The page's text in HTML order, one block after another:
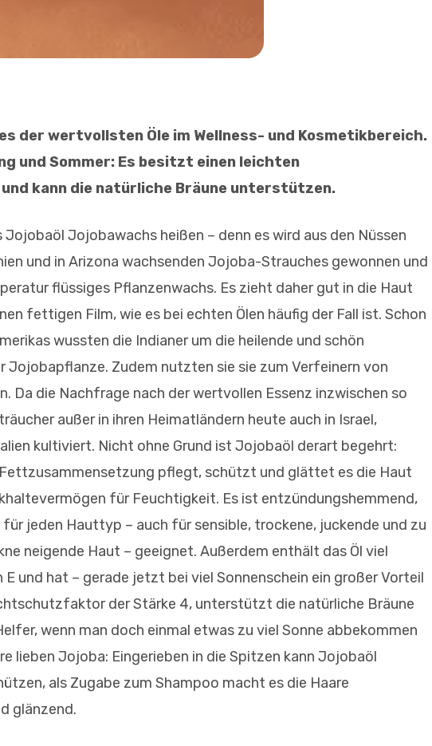
der wertvollsten Öle im Wellness- und Kosmetikbereich.
und Sommer: Es besitzt einen leichten
kann die natürliche Bräune unterstützen.
Jojobawachs heißen – denn es wird aus den Nüssen
und in Arizona wachsenden Jojoba-Strauches gewonnen und
flüssiges Pflanzenwachs. Es zieht daher gut in die Haut
fettigen Film, wie es bei echten Ölen häufig der Fall ist. Schon
wussten die Indianer um die heilende und schön
Jojobapflanze. Zudem nutzten sie sie zum Verfeinern von
Da die Nachfrage nach der wertvollen Essenz inzwischen so
außer in ihren Heimatländern heute auch in Israel,
kultiviert. Nicht ohne Grund ist Jojobaöl derart begehrt:
pflegt, schützt und glättet es die Haut
für Feuchtigkeit. Es ist entzündungshemmend,
jeden Hauttyp – auch für sensible, trockene, juckende und zu
neigende Haut – geeignet. Außerdem enthält das Öl viel
und hat – gerade jetzt bei viel Sonnenschein ein großer Vorteil
der Stärke 4, unterstützt die natürliche Bräune
wenn man doch einmal etwas zu viel Sonne abbekommen
lieben Jojoba: Eingerieben in die Spitzen kann Jojobaöl
als Zugabe zum Shampoo macht es die Haare
glänzend.